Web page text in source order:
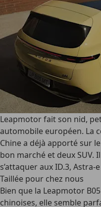
Leapmotor fait son nid,
automobile européen. La
Chine a déjà apporté sur
bon marché et deux SUV.
s’attaquer aux ID.3, Astra-
Taillée pour chez nous
Bien que la Leapmotor
chinoises, elle semble